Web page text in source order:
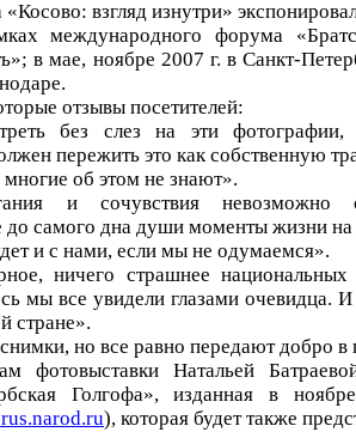
взгляд изнутри»
международного форума
в мае, ноябре 2007 г. в Санкт-
отзывы посетителей:
без слез на эти
пережить это как собственную
многие об этом не знают».
и сочувствия невозможно
самого дна души моменты жизни на
и с нами, если мы не одумаемся».
ничего страшнее национальных
мы все увидели глазами очевидца.
стране».
но все равно передают добро в
фотовыставки Натальей
Голгофа», изданная в
), которая будет также